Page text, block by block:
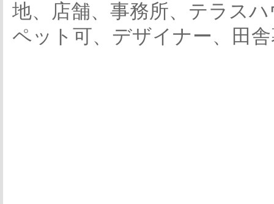
地、店舗、事務所、テラス
ペット可、デザイナー、田